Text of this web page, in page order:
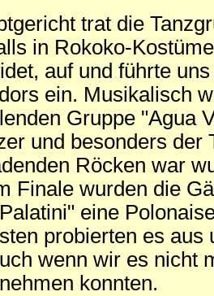
trat die
in Rokoko-
auf und führte
ein. Musikalisch
Gruppe "Agua
und besonders der
Röcken war
Finale wurden die
eine
probierten es aus
wenn wir es nicht
konnten.